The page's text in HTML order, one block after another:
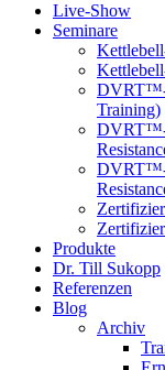
Live-Show
Seminare
DVRT™-
Training)
DVRT™-
DVRT™-
Produkte
Dr. Till Sukopp
Referenzen
Blog
Archiv